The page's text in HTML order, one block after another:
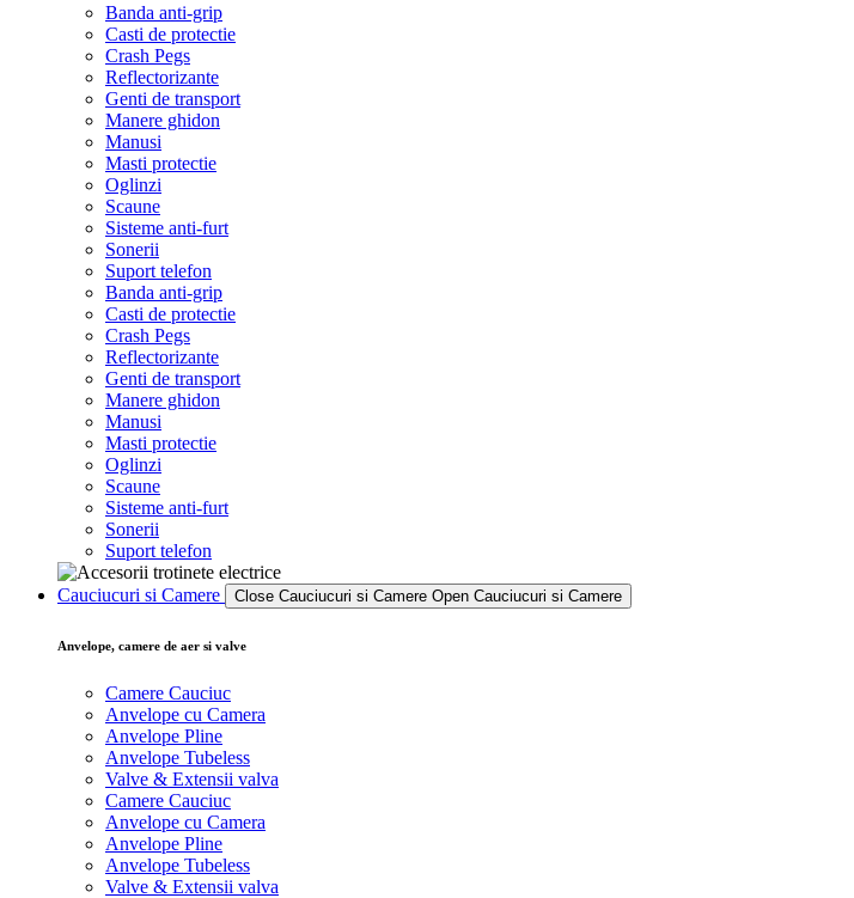
Banda anti-grip
Casti de protectie
Crash Pegs
Reflectorizante
Genti de transport
Manere ghidon
Manusi
Masti protectie
Oglinzi
Scaune
Sisteme anti-furt
Sonerii
Suport telefon
Banda anti-grip
Casti de protectie
Crash Pegs
Reflectorizante
Genti de transport
Manere ghidon
Manusi
Masti protectie
Oglinzi
Scaune
Sisteme anti-furt
Sonerii
Suport telefon
Cauciucuri si Camere Close Cauciucuri si Camere Open Cauciucuri si Camere
Anvelope, camere de aer si valve
Camere Cauciuc
Anvelope cu Camera
Anvelope Pline
Anvelope Tubeless
Valve & Extensii valva
Camere Cauciuc
Anvelope cu Camera
Anvelope Pline
Anvelope Tubeless
Valve & Extensii valva